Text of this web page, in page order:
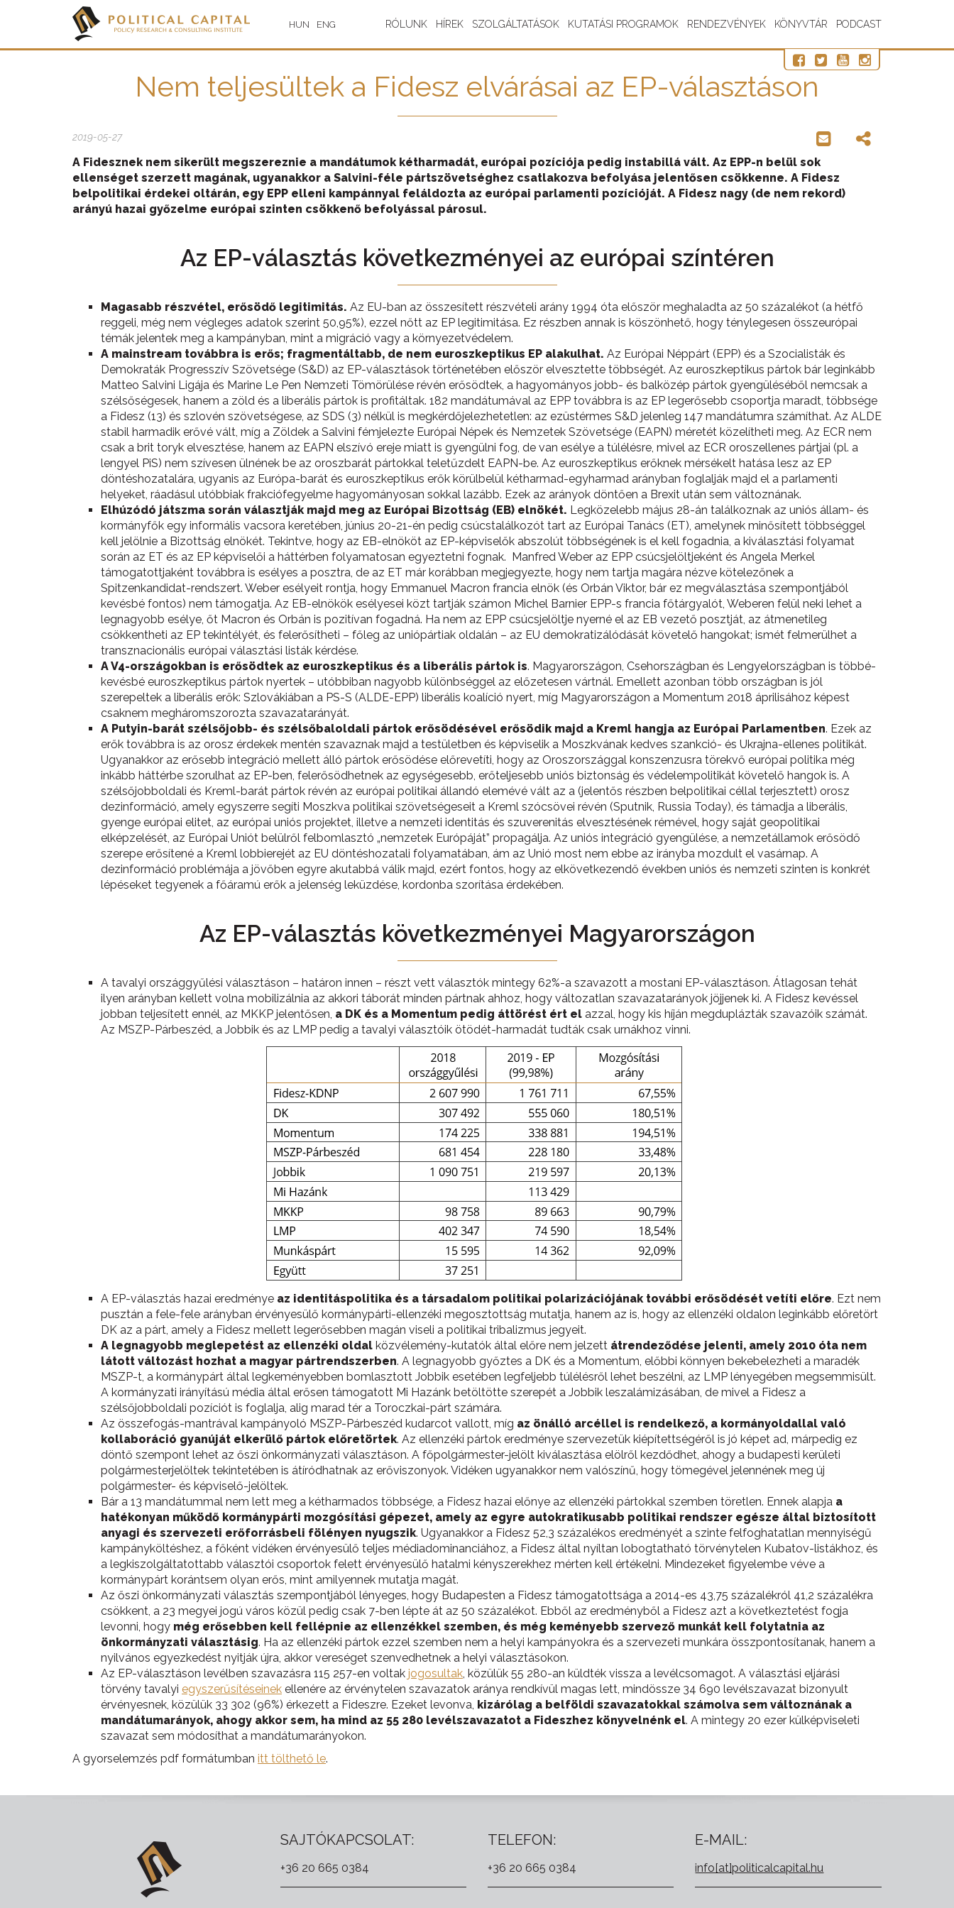
HUN ENG RÓLUNK HÍREK SZOLGÁLTATÁSOK KUTATÁSI PROGRAMOK RENDEZVÉNYEK KÖNYVTÁR PODCAST
Nem teljesültek a Fidesz elvárásai az EP-választáson
2019-05-27
A Fidesznek nem sikerült megszereznie a mandátumok kétharmadát, európai pozíciója pedig instabillá vált. Az EPP-n belül sok
ellenséget szerzett magának, ugyanakkor a Salvini-féle pártszövetséghez csatlakozva befolyása jelentősen csökkenne. A Fidesz
belpolitikai érdekei oltárán, egy EPP elleni kampánnyal feláldozta az európai parlamenti pozícióját. A Fidesz nagy (de nem rekord)
arányú hazai győzelme európai szinten csökkenő befolyással párosul.
Az EP-választás következményei az európai színtéren
Magasabb részvétel, erősödő legitimitás. Az EU-ban az összesített részvételi arány 1994 óta először meghaladta az 50 százalékot (a hétfő
reggeli, még nem végleges adatok szerint 50,95%), ezzel nőtt az EP legitimitása. Ez részben annak is köszönhető, hogy ténylegesen összeurópai
témák jelentek meg a kampányban, mint a migráció vagy a környezetvédelem.
A mainstream továbbra is erős; fragmentáltabb, de nem euroszkeptikus EP alakulhat. Az Európai Néppárt (EPP) és a Szocialisták és
Demokraták Progresszív Szövetsége (S&D) az EP-választások történetében először elvesztette többségét. Az euroszkeptikus pártok bár leginkább
Matteo Salvini Ligája és Marine Le Pen Nemzeti Tömörülése révén erősödtek, a hagyományos jobb- és balközép pártok gyengüléséből nemcsak a
szélsőségesek, hanem a zöld és a liberális pártok is profitáltak. 182 mandátumával az EPP továbbra is az EP legerősebb csoportja maradt, többsége
a Fidesz (13) és szlovén szövetségese, az SDS (3) nélkül is megkérdőjelezhetetlen: az ezüstérmes S&D jelenleg 147 mandátumra számíthat. Az ALDE
stabil harmadik erővé vált, míg a Zöldek a Salvini fémjelezte Európai Népek és Nemzetek Szövetsége (EAPN) méretét közelítheti meg. Az ECR nem
csak a brit toryk elvesztése, hanem az EAPN elszívó ereje miatt is gyengülni fog, de van esélye a túlélésre, mivel az ECR oroszellenes pártjai (pl. a
lengyel PiS) nem szívesen ülnének be az oroszbarát pártokkal teletűzdelt EAPN-be. Az euroszkeptikus erőknek mérsékelt hatása lesz az EP
döntéshozatalára, ugyanis az Európa-barát és euroszkeptikus erők körülbelül kétharmad-egyharmad arányban foglalják majd el a parlamenti
helyeket, ráadásul utóbbiak frakciófegyelme hagyományosan sokkal lazább. Ezek az arányok döntően a Brexit után sem változnának.
Elhúzódó játszma során választják majd meg az Európai Bizottság (EB) elnökét. Legközelebb május 28-án találkoznak az uniós állam- és
kormányfők egy informális vacsora keretében, június 20-21-én pedig csúcstalálkozót tart az Európai Tanács (ET), amelynek minősített többséggel
kell jelölnie a Bizottság elnökét. Tekintve, hogy az EB-elnököt az EP-képviselők abszolút többségének is el kell fogadnia, a kiválasztási folyamat
során az ET és az EP képviselői a háttérben folyamatosan egyeztetni fognak. Manfred Weber az EPP csúcsjelöltjeként és Angela Merkel
támogatottjaként továbbra is esélyes a posztra, de az ET már korábban megjegyezte, hogy nem tartja magára nézve kötelezőnek a
Spitzenkandidat-rendszert. Weber esélyeit rontja, hogy Emmanuel Macron francia elnök (és Orbán Viktor, bár ez megválasztása szempontjából
kevésbé fontos) nem támogatja. Az EB-elnökök esélyesei közt tartják számon Michel Barnier EPP-s francia főtárgyalót, Weberen felül neki lehet a
legnagyobb esélye, őt Macron és Orbán is pozitívan fogadná. Ha nem az EPP csúcsjelöltje nyerné el az EB vezető posztját, az átmenetileg
csökkentheti az EP tekintélyét, és felerősítheti – főleg az uniópártiak oldalán – az EU demokratizálódását követelő hangokat; ismét felmerülhet a
transznacionális európai választási listák kérdése.
A V4-országokban is erősödtek az euroszkeptikus és a liberális pártok is. Magyarországon, Csehországban és Lengyelországban is többé-
kevésbé euroszkeptikus pártok nyertek – utóbbiban nagyobb különbséggel az előzetesen vártnál. Emellett azonban több országban is jól
szerepeltek a liberális erők: Szlovákiában a PS-S (ALDE-EPP) liberális koalíció nyert, míg Magyarországon a Momentum 2018 áprilisához képest
csaknem megháromszorozta szavazatarányát.
A Putyin-barát szélsőjobb- és szélsőbaloldali pártok erősödésével erősödik majd a Kreml hangja az Európai Parlamentben. Ezek az
erők továbbra is az orosz érdekek mentén szavaznak majd a testületben és képviselik a Moszkvának kedves szankció- és Ukrajna-ellenes politikát.
Ugyanakkor az erősebb integráció mellett álló pártok erősödése előrevetíti, hogy az Oroszországgal konszenzusra törekvő európai politika még
inkább háttérbe szorulhat az EP-ben, felerősödhetnek az egységesebb, erőteljesebb uniós biztonság és védelempolitikát követelő hangok is. A
szélsőjobboldali és Kreml-barát pártok révén az európai politikai állandó elemévé vált az a (jelentős részben belpolitikai céllal terjesztett) orosz
dezinformáció, amely egyszerre segíti Moszkva politikai szövetségeseit a Kreml szócsövei révén (Sputnik, Russia Today), és támadja a liberális,
gyenge európai elitet, az európai uniós projektet, illetve a nemzeti identitás és szuverenitás elvesztésének rémével, hogy saját geopolitikai
elképzelését, az Európai Uniót belülről felbomlasztó „nemzetek Európáját” propagálja. Az uniós integráció gyengülése, a nemzetállamok erősödő
szerepe erősítené a Kreml lobbierejét az EU döntéshozatali folyamatában, ám az Unió most nem ebbe az irányba mozdult el vasárnap. A
dezinformáció problémája a jövőben egyre akutabbá válik majd, ezért fontos, hogy az elkövetkezendő években uniós és nemzeti szinten is konkrét
lépéseket tegyenek a főáramú erők a jelenség leküzdése, kordonba szorítása érdekében.
Az EP-választás következményei Magyarországon
A tavalyi országgyűlési választáson – határon innen – részt vett választók mintegy 62%-a szavazott a mostani EP-választáson. Átlagosan tehát
ilyen arányban kellett volna mobilizálnia az akkori táborát minden pártnak ahhoz, hogy változatlan szavazatarányok jöjjenek ki. A Fidesz kevéssel
jobban teljesített ennél, az MKKP jelentősen, a DK és a Momentum pedig áttörést ért el azzal, hogy kis híján megduplázták szavazóik számát.
Az MSZP-Párbeszéd, a Jobbik és az LMP pedig a tavalyi választóik ötödét-harmadát tudták csak urnákhoz vinni.
A EP-választás hazai eredménye az identitáspolitika és a társadalom politikai polarizációjának további erősödését vetíti előre. Ezt nem
pusztán a fele-fele arányban érvényesülő kormánypárti-ellenzéki megosztottság mutatja, hanem az is, hogy az ellenzéki oldalon leginkább előretört
DK az a párt, amely a Fidesz mellett legerősebben magán viseli a politikai tribalizmus jegyeit.
A legnagyobb meglepetést az ellenzéki oldal közvélemény-kutatók által előre nem jelzett átrendeződése jelenti, amely 2010 óta nem
látott változást hozhat a magyar pártrendszerben. A legnagyobb győztes a DK és a Momentum, előbbi könnyen bekebelezheti a maradék
MSZP-t, a kormánypárt által legkeményebben bomlasztott Jobbik esetében legfeljebb túlélésről lehet beszélni, az LMP lényegében megsemmisült.
A kormányzati irányítású média által erősen támogatott Mi Hazánk betöltötte szerepét a Jobbik leszalámizásában, de mivel a Fidesz a
szélsőjobboldali pozíciót is foglalja, alig marad tér a Toroczkai-párt számára.
Az összefogás-mantrával kampányoló MSZP-Párbeszéd kudarcot vallott, míg az önálló arcéllel is rendelkező, a kormányoldallal való
kollaboráció gyanúját elkerülő pártok előretörtek. Az ellenzéki pártok eredménye szervezetük kiépítettségéről is jó képet ad, márpedig ez
döntő szempont lehet az őszi önkormányzati választáson. A főpolgármester-jelölt kiválasztása elölről kezdődhet, ahogy a budapesti kerületi
polgármesterjelöltek tekintetében is átíródhatnak az erőviszonyok. Vidéken ugyanakkor nem valószínű, hogy tömegével jelennének meg új
polgármester- és képviselő-jelöltek.
Bár a 13 mandátummal nem lett meg a kétharmados többsége, a Fidesz hazai előnye az ellenzéki pártokkal szemben töretlen. Ennek alapja a
hatékonyan működő kormánypárti mozgósítási gépezet, amely az egyre autokratikusabb politikai rendszer egésze által biztosított
anyagi és szervezeti erőforrásbeli fölényen nyugszik. Ugyanakkor a Fidesz 52,3 százalékos eredményét a szinte felfoghatatlan mennyiségű
kampányköltéshez, a főként vidéken érvényesülő teljes médiadominanciához, a Fidesz által nyíltan lobogtatható törvénytelen Kubatov-listákhoz, és
a legkiszolgáltatottabb választói csoportok felett érvényesülő hatalmi kényszerekhez mérten kell értékelni. Mindezeket figyelembe véve a
kormánypárt korántsem olyan erős, mint amilyennek mutatja magát.
Az őszi önkormányzati választás szempontjából lényeges, hogy Budapesten a Fidesz támogatottsága a 2014-es 43,75 százalékról 41,2 százalékra
csökkent, a 23 megyei jogú város közül pedig csak 7-ben lépte át az 50 százalékot. Ebből az eredményből a Fidesz azt a következtetést fogja
levonni, hogy még erősebben kell fellépnie az ellenzékkel szemben, és még keményebb szervező munkát kell folytatnia az
önkormányzati választásig. Ha az ellenzéki pártok ezzel szemben nem a helyi kampányokra és a szervezeti munkára összpontosítanak, hanem a
nyilvános egyezkedést nyitják újra, akkor vereséget szenvedhetnek a helyi választásokon.
Az EP-választáson levélben szavazásra 115 257-en voltak jogosultak, közülük 55 280-an küldték vissza a levélcsomagot. A választási eljárási
törvény tavalyi egyszerűsítéseinek ellenére az érvénytelen szavazatok aránya rendkívül magas lett, mindössze 34 690 levélszavazat bizonyult
érvényesnek, közülük 33 302 (96%) érkezett a Fideszre. Ezeket levonva, kizárólag a belföldi szavazatokkal számolva sem változnának a
mandátumarányok, ahogy akkor sem, ha mind az 55 280 levélszavazatot a Fideszhez könyvelnénk el. A mintegy 20 ezer külképviseleti
szavazat sem módosíthat a mandátumarányokon.
A gyorselemzés pdf formátumban itt tölthető le.
SAJTÓKAPCSOLAT:
+36 20 665 0384
TELEFON:
+36 20 665 0384
E-MAIL:
info[at]politicalcapital.hu